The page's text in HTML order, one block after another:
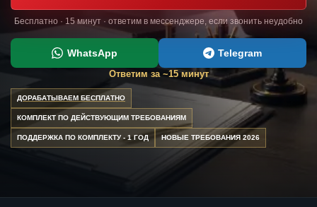
Бесплатно · 15 минут · ответим в мессенджере, если звонить неудобно
WhatsApp Telegram
Ответим за ~15 минут
ДОРАБАТЫВАЕМ БЕСПЛАТНО
КОМПЛЕКТ ПО ДЕЙСТВУЮЩИМ ТРЕБОВАНИЯМ
ПОДДЕРЖКА ПО КОМПЛЕКТУ - 1 ГОД НОВЫЕ ТРЕБОВАНИЯ 2026